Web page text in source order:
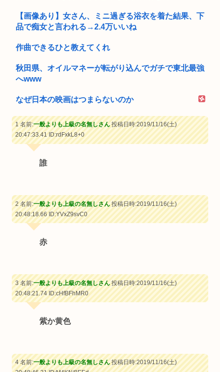
【画像あり】女さん、ミニ過ぎる浴衣を着た結果、下
品で痴女と言われる→2.4万いいね
作曲できるひと教えてくれ
秋田県、オイルマネーが転がり込んでガチで東北最強
へwww
なぜ日本の映画はつまらないのか
1 名前:一般よりも上級の名無しさん投稿日時:2019/11/16(土)
20:47:33.41ID:rdFxkL8+0
誰
2 名前:一般よりも上級の名無しさん投稿日時:2019/11/16(土)
20:48:18.66ID:YVxZ9svC0
赤
3 名前:一般よりも上級の名無しさん投稿日時:2019/11/16(土)
20:48:21.74ID:cHfBFhMR0
紫か黄色
4 名前:一般よりも上級の名無しさん投稿日時:2019/11/16(土)